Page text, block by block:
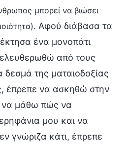
μπορεί να βιώσει
. Αφού διάβασα τα
ένα μονοπάτι
από τους
δεσμά της ματαιοδοξίας
έπρεπε να ασκηθώ στην
να μάθω πώς να
μου και να
γνώριζα κάτι, έπρεπε